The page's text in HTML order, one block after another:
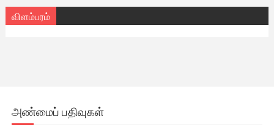
விளம்பரம்
அண்மைப் பதிவுகள்